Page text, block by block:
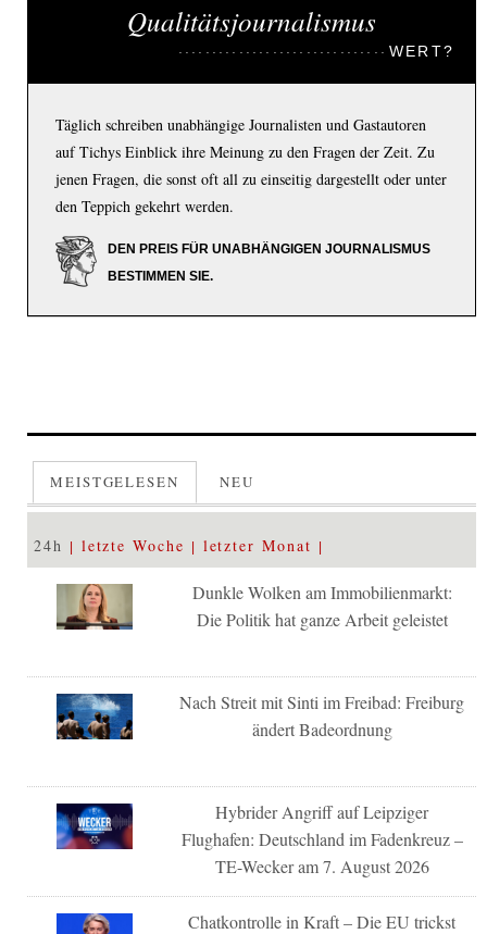
Qualitätsjournalismus
WERT?
Täglich schreiben unabhängige Journalisten und Gastautoren
auf Tichys Einblick ihre Meinung zu den Fragen der Zeit. Zu
jenen Fragen, die sonst oft all zu einseitig dargestellt oder unter
den Teppich gekehrt werden.
DEN PREIS FÜR UNABHÄNGIGEN JOURNALISMUS
BESTIMMEN SIE.
MEISTGELESEN NEU
24h letzte Woche letzter Monat
Dunkle Wolken am Immobilienmarkt:
Die Politik hat ganze Arbeit geleistet
Nach Streit mit Sinti im Freibad: Freiburg
ändert Badeordnung
Hybrider Angriff auf Leipziger
Flughafen: Deutschland im Fadenkreuz –
TE-Wecker am 7. August 2026
Chatkontrolle in Kraft – Die EU trickst